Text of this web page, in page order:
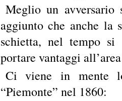
Meglio un avversario
aggiunto che anche la
schietta, nel tempo si
portare vantaggi
Ci viene in mente
“Piemonte” nel 1860: